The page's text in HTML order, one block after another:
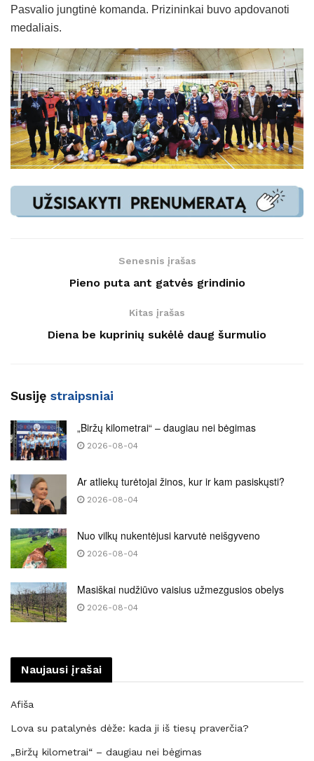
Pasvalio jungtinė komanda. Prizininkai buvo apdovanoti
medaliais.
Senesnis įrašas
Pieno puta ant gatvės grindinio
Kitas įrašas
Diena be kuprinių sukėlė daug šurmulio
Susiję straipsniai
„Biržų kilometrai“ – daugiau nei bėgimas
2026-08-04
Ar atliekų turėtojai žinos, kur ir kam pasiskųsti?
2026-08-04
Nuo vilkų nukentėjusi karvutė neišgyveno
2026-08-04
Masiškai nudžiūvo vaisius užmezgusios obelys
2026-08-04
Naujausi įrašai
Afiša
Lova su patalynės dėže: kada ji iš tiesų praverčia?
„Biržų kilometrai“ – daugiau nei bėgimas